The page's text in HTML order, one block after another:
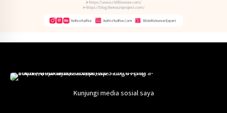
Kunjungi media sosial saya